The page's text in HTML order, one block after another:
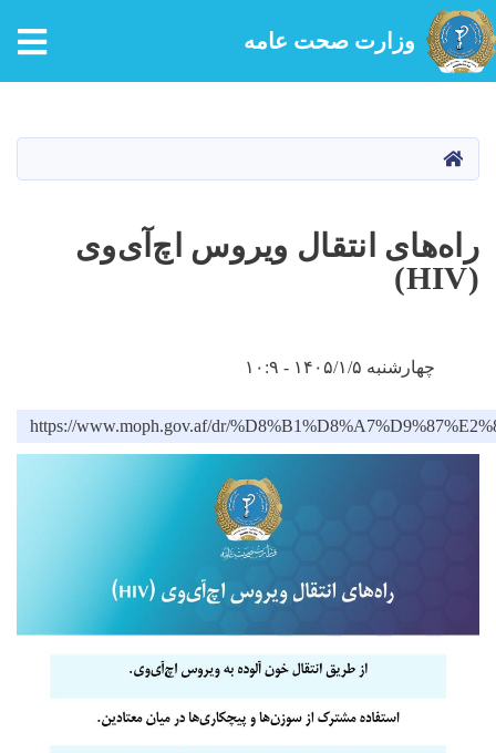
content
وزارت صحت عامه
HOME
راه‌های انتقال ویروس اچ‌آی‌وی
(HIV)
چهارشنبه ۱۴۰۵/۱/۵ - ۱۰:۹
https://www.moph.gov.af/dr/